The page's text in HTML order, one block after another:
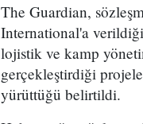
The Guardian,
International'a
lojistik ve kamp
gerçekleştirdiği
yürüttüğü belirtildi.